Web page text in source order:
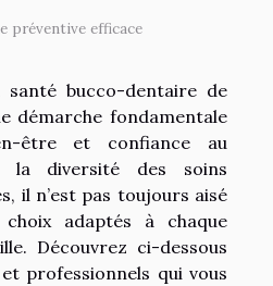
préventive efficace
bucco-dentaire de
démarche fondamentale
être et confiance au
la diversité des soins
il n’est pas toujours aisé
adaptés à chaque
Découvrez ci-dessous
professionnels qui vous